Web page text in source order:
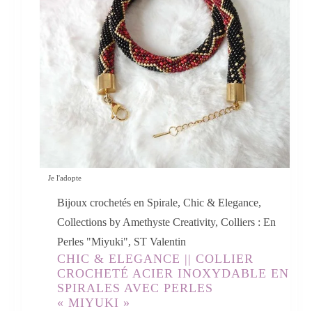
Je l'adopte
Bijoux crochetés en Spirale,Chic & Elegance,
Collections by Amethyste Creativity,Colliers : En
Perles "Miyuki", ST Valentin
CHIC & ELEGANCE || COLLIER
CROCHETÉ ACIER INOXYDABLE EN
SPIRALES AVEC PERLES
« MIYUKI »